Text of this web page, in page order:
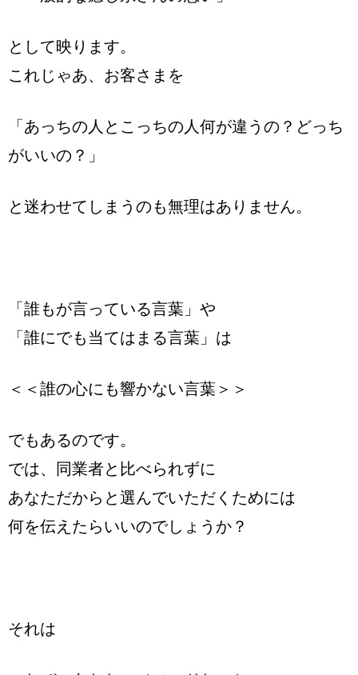
として映ります。
これじゃあ、お客さまを
「あっちの人とこっちの人何が違うの？どっち
がいいの？」
と迷わせてしまうのも無理はありません。
「誰もが言っている言葉」や
「誰にでも当てはまる言葉」は
＜＜誰の心にも響かない言葉＞＞
でもあるのです。
では、同業者と比べられずに
あなただからと選んでいただくためには
何を伝えたらいいのでしょうか？
それは